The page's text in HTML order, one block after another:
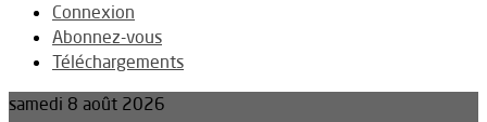
Connexion
Abonnez-vous
Téléchargements
samedi 8 août 2026